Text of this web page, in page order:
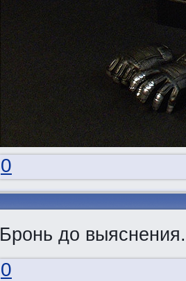
0
Бронь до выяснения.
0